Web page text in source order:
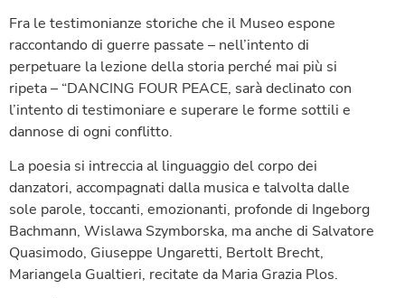
Fra le testimonianze storiche che il Museo espone
raccontando di guerre passate – nell’intento di
perpetuare la lezione della storia perché mai più si
ripeta – “DANCING FOUR PEACE, sarà declinato con
l’intento di testimoniare e superare le forme sottili e
dannose di ogni conflitto.
La poesia si intreccia al linguaggio del corpo dei
danzatori, accompagnati dalla musica e talvolta dalle
sole parole, toccanti, emozionanti, profonde di Ingeborg
Bachmann, Wislawa Szymborska, ma anche di Salvatore
Quasimodo, Giuseppe Ungaretti, Bertolt Brecht,
Mariangela Gualtieri, recitate da Maria Grazia Plos.